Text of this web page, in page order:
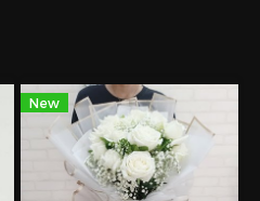
New